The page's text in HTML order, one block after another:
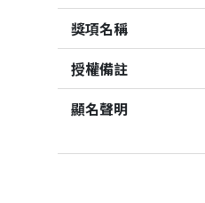
獎項名稱
授權備註
顯名聲明